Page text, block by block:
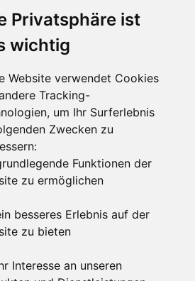
Privatsphäre ist
wichtig
Website verwendet Cookies
Tracking-
um Ihr Surferlebnis
Zwecken zu
Funktionen der
zu ermöglichen
besseres Erlebnis auf der
zu bieten
Interesse an unseren
GmbH
Villanders